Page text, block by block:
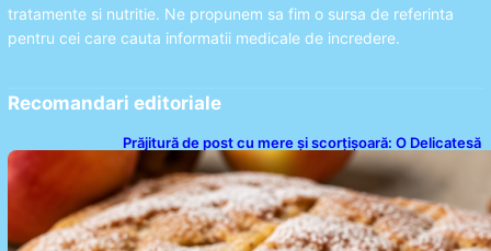
tratamente si nutritie. Ne propunem sa fim o sursa de referinta
pentru cei care cauta informatii medicale de incredere.
Recomandari editoriale
Prăjitură de post cu mere și scorțișoară: O Delicatesă
Dulce pentru Postul Adormirii Maicii Domnului